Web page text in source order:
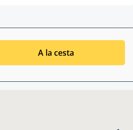
A la cesta